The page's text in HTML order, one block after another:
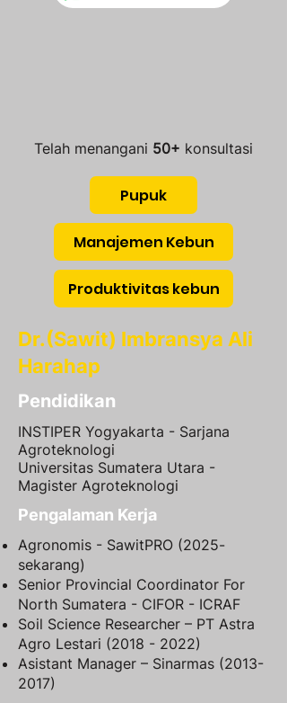
Telah menangani 50+ konsultasi
Pupuk
Manajemen Kebun
Produktivitas kebun
Dr.(Sawit) Imbransya Ali
Harahap
Pendidikan
INSTIPER Yogyakarta - Sarjana
Agroteknologi
Universitas Sumatera Utara -
Magister Agroteknologi
Pengalaman Kerja
Agronomis - SawitPRO (2025-
sekarang)
Senior Provincial Coordinator For
North Sumatera - CIFOR - ICRAF
Soil Science Researcher – PT Astra
Agro Lestari (2018 - 2022)
Asistant Manager – Sinarmas (2013-
2017)